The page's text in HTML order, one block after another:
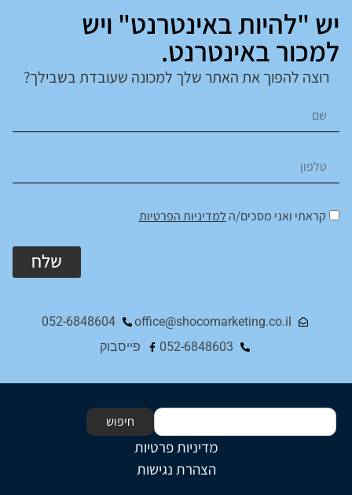
יש "להיות באינטרנט" ויש
למכור באינטרנט.
רוצה להפוך את האתר שלך למכונה שעובדת בשבילך?
קראתי ואני מסכים/ה למדיניות הפרטיות
שלח
office@shocomarketing.co.il
052-6848604
052-6848603
פייסבוק
חיפוש
מדיניות פרטיות
הצהרת נגישות